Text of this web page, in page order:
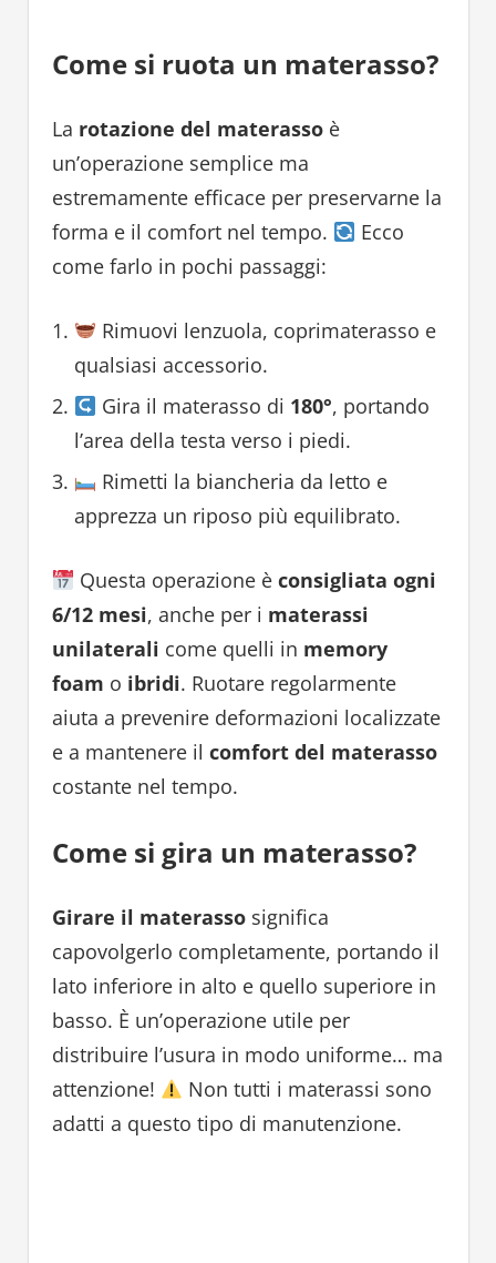
Come si ruota un materasso?
La rotazione del materassoè
un’operazione semplice ma
estremamente efficace per preservarne la
forma e il comfort nel tempo.
Ecco
come farlo in pochi passaggi:
Rimuovi lenzuola, coprimaterasso e
qualsiasi accessorio.
Gira il materasso di 180°, portando
l’area della testa verso i piedi.
Rimetti la biancheria da letto e
apprezza un riposo più equilibrato.
Questa operazione èconsigliata ogni
6/12 mesi, anche per i materassi
unilaterali come quelli in memory
foam o ibridi. Ruotare regolarmente
aiuta a prevenire deformazioni localizzate
e a mantenere il comfort del materasso
costante nel tempo.
Come si gira un materasso?
Girare il materassosignifica
capovolgerlo completamente, portando il
lato inferiore in alto e quello superiore in
basso. È un’operazione utile per
distribuire l’usura in modo uniforme… ma
attenzione!
Non tutti i materassi sono
adatti a questo tipo di manutenzione.